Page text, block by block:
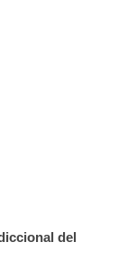
del